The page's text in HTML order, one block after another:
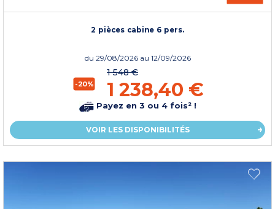
2 pièces cabine 6 pers.
du 29/08/2026 au 12/09/2026
-20%
1 548 €
1 238,40 €
Payez en 3 ou 4 fois² !
VOIR LES DISPONIBILITÉS